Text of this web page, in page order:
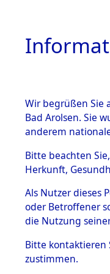
BESTÄNDE
mente
5.
5.3.1 Alliierte
Wir begrüßen Sie
Bad Arolsen. Sie
anderem
Bitte beachten
Herkunft,
Als Nutzer dieses
oder Betroffener
die Nutzung
Bitte kontaktieren
zustimmen.